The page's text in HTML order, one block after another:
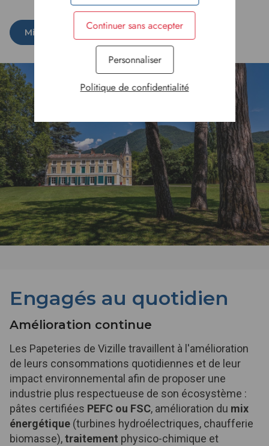
Mieux nous connaitre
Engagés au quotidien
Amélioration continue
Les Papeteries de Vizille travaillent à l'amélioration
de leurs consommations quotidiennes et de leur
impact environnemental afin de proposer une
industrie plus respectueuse de son écosystème :
pâtes certifiées PEFC ou FSC, amélioration du mix
énergétique (turbines hydroélectriques, chaufferie
biomasse),traitement physico-chimique et
Continuer sans accepter
Personnaliser
Politique de confidentialité